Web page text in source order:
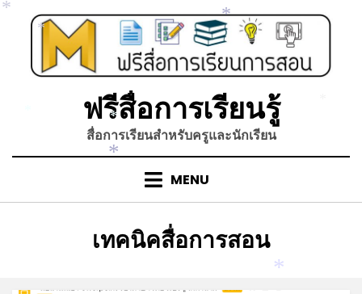
Skip
ฟรีสื่อการเรียนรู้
สื่อการเรียนสำหรับครูและนักเรียน
MENU
หมวดหมู่
:
เทคนิคสื่อการสอน
*
*
*
*
*
*